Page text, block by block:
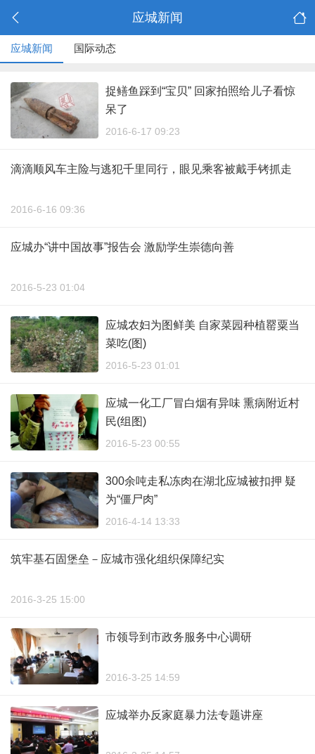
应城新闻
应城新闻 国际动态
捉鳝鱼踩到“宝贝” 回家拍照给儿子看惊
呆了
2016-6-17 09:23
滴滴顺风车主险与逃犯千里同行，眼见乘客被戴手铐抓走
2016-6-16 09:36
应城办“讲中国故事”报告会 激励学生崇德向善
2016-5-23 01:04
应城农妇为图鲜美 自家菜园种植罂粟当
菜吃(图)
2016-5-23 01:01
应城一化工厂冒白烟有异味 熏病附近村
民(组图)
2016-5-23 00:55
300余吨走私冻肉在湖北应城被扣押 疑
为“僵尸肉”
2016-4-14 13:33
筑牢基石固堡垒－应城市强化组织保障纪实
2016-3-25 15:00
市领导到市政务服务中心调研
2016-3-25 14:59
应城举办反家庭暴力法专题讲座